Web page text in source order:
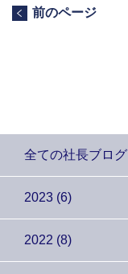
前のページ
全ての社長ブログ
2023 (6)
2022 (8)